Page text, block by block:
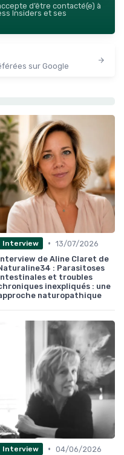
d’être contacté(e) à
Insiders et ses
sur Google
Interview • 13/07/2026
de Aline Claret de
: Parasitoses
et troubles
inexpliqués : une
naturopathique
Interview • 04/06/2026